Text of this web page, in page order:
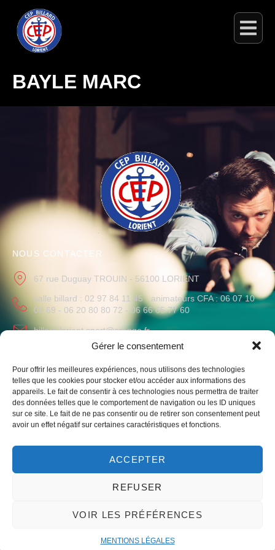
Gérer le consentement
Pour offrir les meilleures expériences, nous utilisons des technologies
telles que les cookies pour stocker et/ou accéder aux informations des
appareils. Le fait de consentir à ces technologies nous permettra de traiter
des données telles que le comportement de navigation ou les ID uniques
sur ce site. Le fait de ne pas consentir ou de retirer son consentement peut
avoir un effet négatif sur certaines caractéristiques et fonctions.
ACCEPTER
REFUSER
VOIR LES PRÉFÉRENCES
MENTIONS LÉGALES
BAYLE MARC
NOUS CONTACTER
67 rue Duguay TROUIN - 56100 LORIENT
salle billard : 02 97 84 11 45 - animateurs CFA : 06 07 10
00 69 - 06 20 80 80 72 - 06 66 65 77 60
billard.lorient.sport@orange.fr
Lundi au Vendredi: 09h-12h / 14h-19h
Samedi: 10h-12h
Liens vers notre club omnisport et le monde du billard
© 2023 – Un site par mwgrafico ​ –Mentions légales